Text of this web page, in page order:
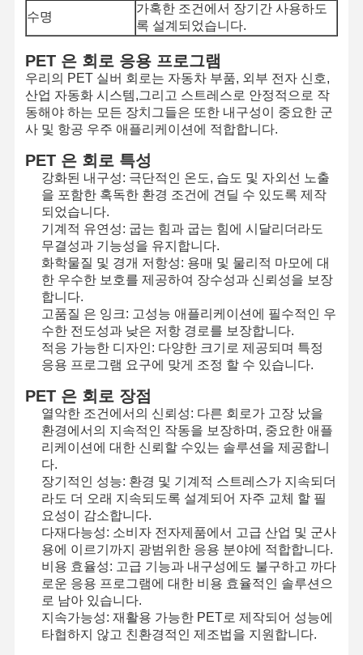
집 제품 비디오
우리 에 관한
것
공장 투어 품질 관리
수명
가혹한 조건에서 장기간 사용하도
록 설계되었습니다.
PET 은 회로 응용 프로그램
우리의 PET 실버 회로는 자동차 부품, 외부 전자 신호,
산업 자동화 시스템,그리고 스트레스로 안정적으로 작
동해야 하는 모든 장치그들은 또한 내구성이 중요한 군
사 및 항공 우주 애플리케이션에 적합합니다.
PET 은 회로 특성
강화된 내구성: 극단적인 온도, 습도 및 자외선 노출
을 포함한 혹독한 환경 조건에 견딜 수 있도록 제작
되었습니다.
기계적 유연성: 굽는 힘과 굽는 힘에 시달리더라도
무결성과 기능성을 유지합니다.
화학물질 및 경개 저항성: 용매 및 물리적 마모에 대
한 우수한 보호를 제공하여 장수성과 신뢰성을 보장
합니다.
고품질 은 잉크: 고성능 애플리케이션에 필수적인 우
수한 전도성과 낮은 저항 경로를 보장합니다.
적응 가능한 디자인: 다양한 크기로 제공되며 특정
응용 프로그램 요구에 맞게 조정 할 수 있습니다.
PET 은 회로 장점
열악한 조건에서의 신뢰성: 다른 회로가 고장 났을
환경에서의 지속적인 작동을 보장하며, 중요한 애플
리케이션에 대한 신뢰할 수있는 솔루션을 제공합니
다.
장기적인 성능: 환경 및 기계적 스트레스가 지속되더
라도 더 오래 지속되도록 설계되어 자주 교체 할 필
요성이 감소합니다.
다재다능성: 소비자 전자제품에서 고급 산업 및 군사
용에 이르기까지 광범위한 응용 분야에 적합합니다.
비용 효율성: 고급 기능과 내구성에도 불구하고 까다
로운 응용 프로그램에 대한 비용 효율적인 솔루션으
로 남아 있습니다.
지속가능성: 재활용 가능한 PET로 제작되어 성능에
타협하지 않고 친환경적인 제조법을 지원합니다.